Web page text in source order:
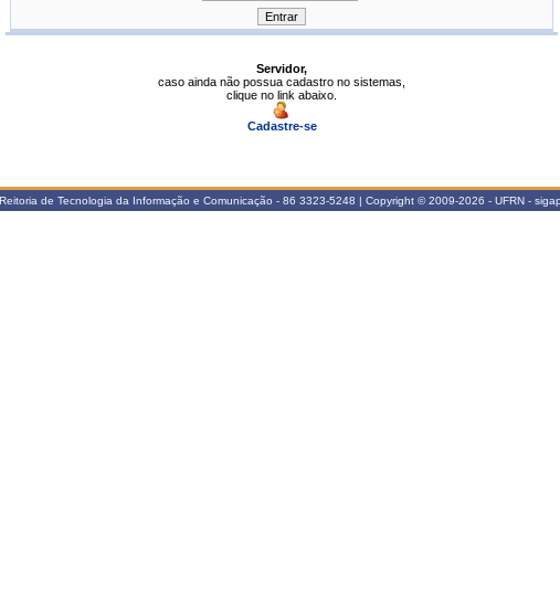
Servidor,
caso ainda não possua cadastro no sistemas,
clique no link abaixo.
Cadastre-se
de Tecnologia da Informação e Comunicação - 86 3323-5248 | Copyright © 2009-2026 - UFRN -